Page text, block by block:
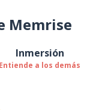
Memrise
Inmersión
Entiende a los demás